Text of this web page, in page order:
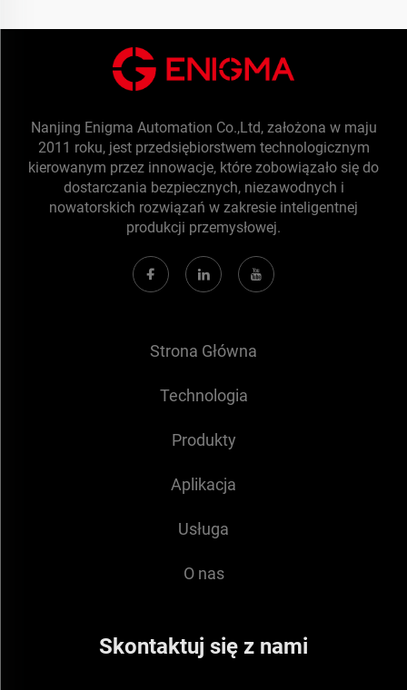
Nanjing Enigma Automation Co.,Ltd, założona w maju
2011 roku, jest przedsiębiorstwem technologicznym
kierowanym przez innowacje, które zobowiązało się do
dostarczania bezpiecznych, niezawodnych i
nowatorskich rozwiązań w zakresie inteligentnej
produkcji przemysłowej.
Strona Główna
Technologia
Produkty
Aplikacja
Usługa
O nas
Skontaktuj się z nami